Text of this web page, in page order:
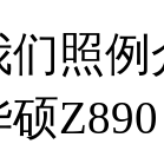
照